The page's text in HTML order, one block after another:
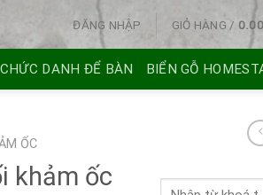
ĐĂNG NHẬP GIỎ HÀNG / 0.00
DANH ĐỂ BÀN BIỂN GỖ
ỐC
khảm ốc